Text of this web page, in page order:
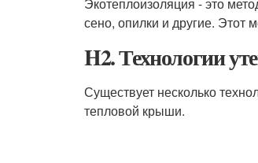
сено, опилки и другие. Этот
H2. Технологии
Существует несколько
тепловой крыши.